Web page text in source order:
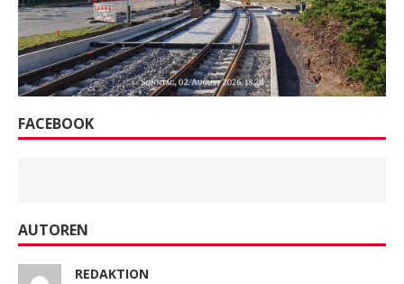
FACEBOOK
AUTOREN
REDAKTION